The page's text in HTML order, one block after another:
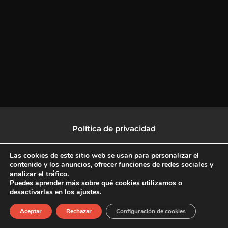
Política de privacidad
Política de protección de datos
F
a
c
X
-
L
i
n
I
n
s
Copyright © 2026 CulturalTV
Las cookies de este sitio web se usan para personalizar el
contenido y los anuncios, ofrecer funciones de redes sociales y
analizar el tráfico.
Puedes aprender más sobre qué cookies utilizamos o
desactivarlas en los ajustes.
Aceptar Rechazar Configuración de cookies